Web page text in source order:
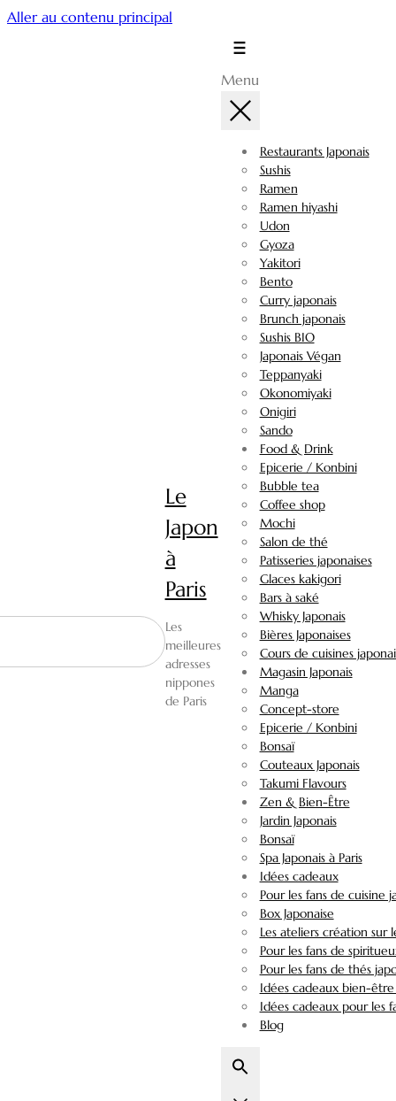
Aller au contenu principal
Le
Japon
à
Paris
Les
meilleures
adresses
nippones
de Paris
Menu
Restaurants Japonais
Sushis
Ramen
Ramen hiyashi
Udon
Gyoza
Yakitori
Bento
Curry japonais
Brunch japonais
Sushis BIO
Japonais Végan
Teppanyaki
Okonomiyaki
Onigiri
Sando
Food & Drink
Epicerie / Konbini
Bubble tea
Coffee shop
Mochi
Salon de thé
Patisseries japonaises
Glaces kakigori
Bars à saké
Whisky Japonais
Bières Japonaises
Cours de cuisines
Magasin Japonais
Manga
Concept-store
Epicerie / Konbini
Bonsaï
Couteaux Japonais
Takumi Flavours
Zen & Bien-Être
Jardin Japonais
Bonsaï
Spa Japonais à Paris
Idées cadeaux
Pour les fans de cuisine
Box Japonaise
Les ateliers création sur
Pour les fans de
Pour les fans de thés
Idées cadeaux bien-être
Idées cadeaux pour les
Blog